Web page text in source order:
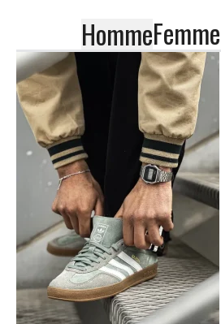
HommeFemme